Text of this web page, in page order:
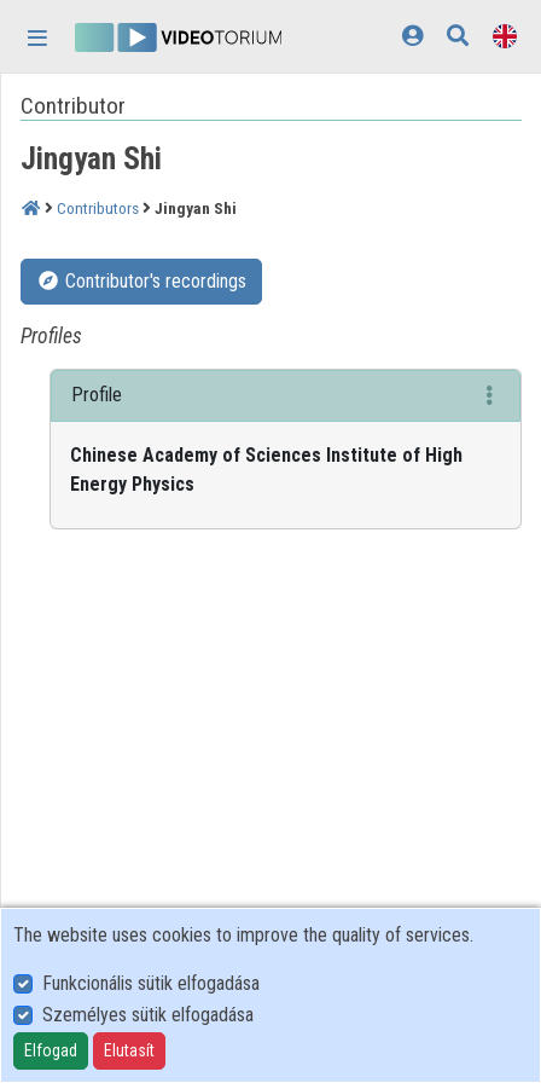
Home
Log In
Discovery
Categories
Playlists
Organizations
Contributors
Appearance:light
Contributor
Jingyan Shi
Contributors Jingyan Shi
Contributor's recordings
Profiles
Profile
Chinese Academy of Sciences Institute of High
Energy Physics
User Policy
Adatkezelési tájékoztató (en)
Cookie Policy
The website uses cookies to improve the quality of services.
Funkcionális sütik elfogadása
Személyes sütik elfogadása
Elfogad Elutasít